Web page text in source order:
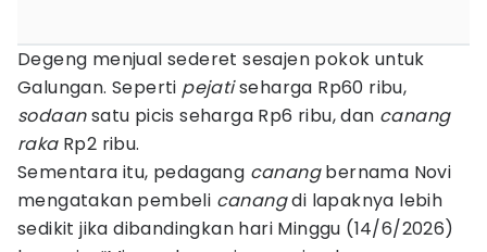
Degeng menjual sederet sesajen pokok untuk
Galungan. Seperti pejatiseharga Rp60 ribu,
sodaansatu picis seharga Rp6 ribu, dan canang
rakaRp2 ribu.
Sementara itu, pedagang canangbernama Novi
mengatakan pembeli canangdi lapaknya lebih
sedikit jika dibandingkan hari Minggu (14/6/2026)